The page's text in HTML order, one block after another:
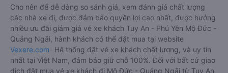
Tuy An - Phú Yên nhanh và uy tín nhất
Việc có rất nhiều nhà xe Tuy An - Phú Yên Mộ Đức - Quảng
Ngãi giúp cho du khách có đa dạng sự lựa chọn. Đây cũng có
thể là một điều bất lợi làm cho hàng khách không biết nên
chọn nhà xe nào là phù hợp với mình. Bên cạnh đó, việc đảm
bảo giữ chỗ, có được chỗ ngồi yêu thích sau khi đặt vé xe đi